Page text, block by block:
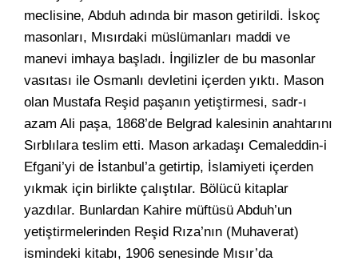
meclisine, Abduh adında bir mason getirildi. İskoç
masonları, Mısırdaki müslümanları maddi ve
manevi imhaya başladı. İngilizler de bu masonlar
vasıtası ile Osmanlı devletini içerden yıktı. Mason
olan Mustafa Reşid paşanın yetiştirmesi, sadr-ı
azam Ali paşa, 1868’de Belgrad kalesinin anahtarını
Sırblılara teslim etti. Mason arkadaşı Cemaleddin-i
Efgani’yi de İstanbul’a getirtip, İslamiyeti içerden
yıkmak için birlikte çalıştılar. Bölücü kitaplar
yazdılar. Bunlardan Kahire müftüsü Abduh’un
yetiştirmelerinden Reşid Rıza’nın (Muhaverat)
ismindeki kitabı, 1906 senesinde Mısır’da